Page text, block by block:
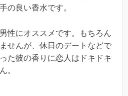
の良い香水です。
性にオススメです。もちろん
せんが、休日のデートなどで
た彼の香りに恋人はドキドキ
。